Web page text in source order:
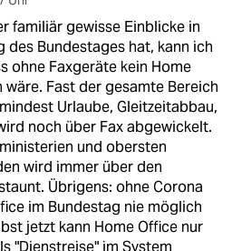
familiär gewisse Einblicke in
des Bundestages hat, kann ich
ohne Faxgeräte kein Home
Fast der gesamte Bereich
Urlaube, Gleitzeitabbau,
noch über Fax abgewickelt.
und obersten
wird immer über den
Übrigens: ohne Corona
im Bundestag nie möglich
jetzt kann Home Office nur